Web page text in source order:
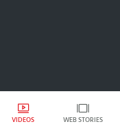
VIDEOS WEB STORIES